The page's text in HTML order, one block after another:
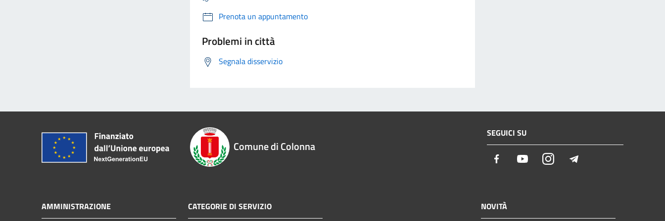
Prenota un appuntamento
Problemi in città
Segnala disservizio
Comune di Colonna
SEGUICI SU
Facebook YoutubeInstagram
AMMINISTRAZIONE CATEGORIE DI SERVIZIO NOVITÀ